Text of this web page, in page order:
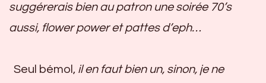
suggérerais bien au patron une soirée 70’s
aussi, flower power et pattes d’eph…
Seul bémol, il en faut bien un, sinon, je ne